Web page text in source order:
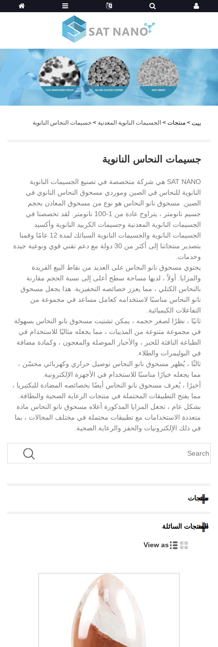
بيت > منتجات > الجسيمات النانوية المعدنية > جسيمات النحاس النانوية
جسيمات النحاس النانوية
SAT NANO هي شركة متخصصة في تصنيع الجسيمات النانوية
النانوية للنحاس في الصين وموردي مسحوق النحاس النانوي في
الصين. مسحوق نانو النحاس هو نوع من مسحوق المعادن بحجم
جسيم نانومتر ، يتراوح عادة من 1-100 نانومتر. لقد تخصصنا في
الجسيمات النانوية المعدنية وجسيمات الكربيد النانوية وأكسيد
الجسيمات النانوية والجسيمات النانوية السبائك لمدة 12 عامًا وقمنا
بتصدير منتجاتنا إلى أكثر من 30 دولة مع دعم تقني قوي ونوعية جيدة
وخدمات.
يحتوي مسحوق نانو النحاس على العديد من نقاط البيع الفريدة
والمزايا. أولاً ، لديها مساحة سطح أعلى إلى نسبة الحجم مقارنة
بالنحاس الكتلي ، مما يعزز خصائصه التحفيزية. هذا يجعل مسحوق
نانو النحاس مناسبًا لاستخدامه كعامل مساعد في مجموعة من
التفاعلات الكيميائية.
ثانيًا ، نظرًا لصغر حجمه ، يمكن تشتيت مسحوق نانو النحاس بسهولة
في مجموعة متنوعة من المذيبات ، مما يجعله مثاليًا للاستخدام في
الطباعة النافثة للحبر ، والأحبار الموصلة والمعجون ، وكمادة مضافة
في البوليمرات والطلاء.
ثالثًا ، يُظهر مسحوق نانو النحاس توصيل حراري وكهربائي محسّن ،
مما يجعله خيارًا مناسبًا للاستخدام في الأجهزة الإلكترونية.
أخيرًا ، يُعرف مسحوق نانو النحاس أيضًا بخصائصه المضادة للبكتيريا ،
مما يفتح التطبيقات المحتملة في منتجات الرعاية الصحية والنظافة.
بشكل عام ، تجعل المزايا المذكورة أعلاه مسحوق نانو النحاس مادة
متعددة الاستخدامات مع تطبيقات محتملة في مختلف المجالات ، بما
في ذلك الإلكترونيات والحفز والرعاية الصحية.
منتجات
المنتجات السائلة
View as